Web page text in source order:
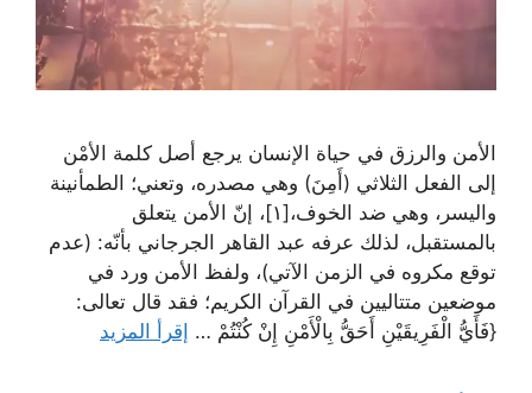
الأمن والرزق في حياة الإنسان يرجع أصل كلمة الأمْن
إلى الفعل الثلاثي (أَمِنَ) وهي مصدره، وتعني؛ الطمأنينة
واليسر، وهي ضد الخوف،[١]، إنّ الأمن يتعلق
بالمستقبل، لذلك عرفه عبد القاهر الجرجاني بأنّه: (عدم
توقع مكروه في الزمن الآتي)، ولفظ الأمن ورد في
موضعين متتاليين في القرآن الكريم؛ فقد قال تعالى:
{فَأَيُّ الْفَرِيقَيْنِ أَحَقُّ بِالْأَمْنِ إِنْ كُنْتُمْ … إقرأ المزيد